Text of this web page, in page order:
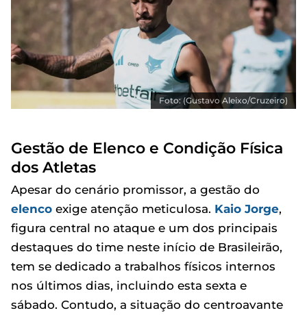
Foto: (Gustavo Aleixo/Cruzeiro)
Gestão de Elenco e Condição Física
dos Atletas
Apesar do cenário promissor, a gestão do
elenco exige atenção meticulosa. Kaio Jorge,
figura central no ataque e um dos principais
destaques do time neste início de Brasileirão,
tem se dedicado a trabalhos físicos internos
nos últimos dias, incluindo esta sexta e
sábado. Contudo, a situação do centroavante